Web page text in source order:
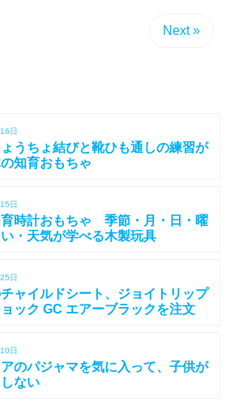
Next »
日
うちょ結びと靴ひも通しの練習が
知育おもちゃ
日
時計おもちゃ 季節・月・日・曜
い・天気が学べる木製玩具
日
ャイルドシート、ジョイトリップ
ック GC エアーブラックを注文
日
のパジャマを気に入って、子供が
ない